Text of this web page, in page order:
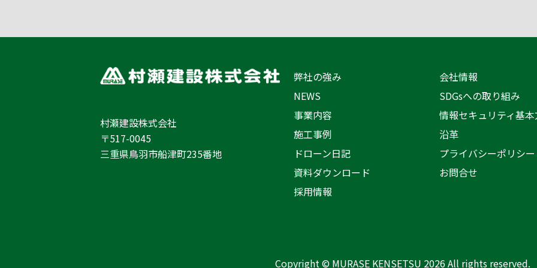
村瀬建設株式会社
〒517-0045
三重県鳥羽市船津町235番地
弊社の強み
NEWS
事業内容
施工事例
ドローン日記
資料ダウンロード
採用情報
会社情報
SDGsへの取り組み
情報セキュリティ基
沿革
プライバシーポリシー
お問合せ
Copyright © MURASE KENSETSU 2026 All rights reserved.